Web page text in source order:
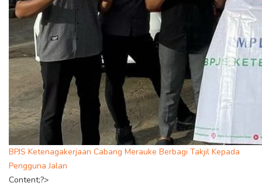
BPJS Ketenagakerjaan Cabang Merauke Berbagi Takjil Kepada
Pengguna Jalan
Content;?>